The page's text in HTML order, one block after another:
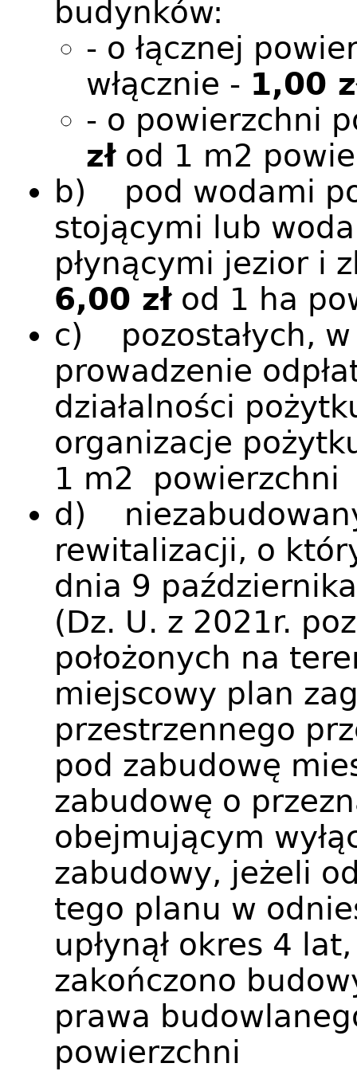
budynków:
- o łącznej
włącznie - 1,00
- o powierzchni
złod 1 m2
b) pod wodami
stojącymi lub
płynącymi jezior i
6,00 złod 1 ha
c) pozostałych,
prowadzenie
działalności
organizacje
1 m2 powierzchni
d)
rewitalizacji, o
dnia 9
(Dz. U. z 2021r.
położonych na
miejscowy plan
przestrzennego
pod zabudowę
zabudowę o
obejmującym
zabudowy, jeżeli
tego planu w
upłynął okres 4
zakończono
prawa
powierzchni